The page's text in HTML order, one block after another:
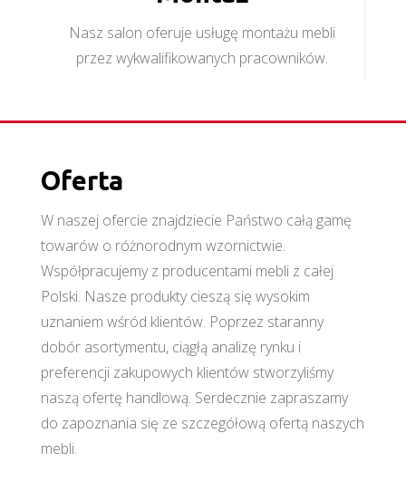
Nasz salon oferuje usługę montażu mebli
przez wykwalifikowanych pracowników.
Oferta
W naszej ofercie znajdziecie Państwo całą gamę
towarów o różnorodnym wzornictwie.
Współpracujemy z producentami mebli z całej
Polski. Nasze produkty cieszą się wysokim
uznaniem wśród klientów. Poprzez staranny
dobór asortymentu, ciągłą analizę rynku i
preferencji zakupowych klientów stworzyliśmy
naszą ofertę handlową. Serdecznie zapraszamy
do zapoznania się ze szczegółową ofertą naszych
mebli.